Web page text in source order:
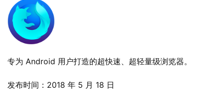
专为 Android 用户打造的超快速、超轻量级浏览器。
发布时间：2018 年 5 月 18 日